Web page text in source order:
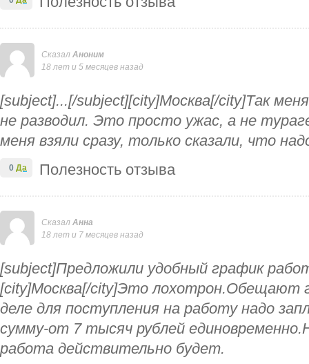
Сказал Аноним
18 лет и 5 месяцев назад
[subject]...[/subject][city]Москва[/city]Так
не разводил. Это просто ужас, а не
меня взяли сразу, только сказали, что
Полезность отзыва
0 Да
Сказал Анна
18 лет и 7 месяцев назад
[subject]Предложили удобный график
[city]Москва[/city]Это лохотрон.Обещают
деле для поступления на работу надо
сумму-от 7 тысяч рублей
работа действительно будет.